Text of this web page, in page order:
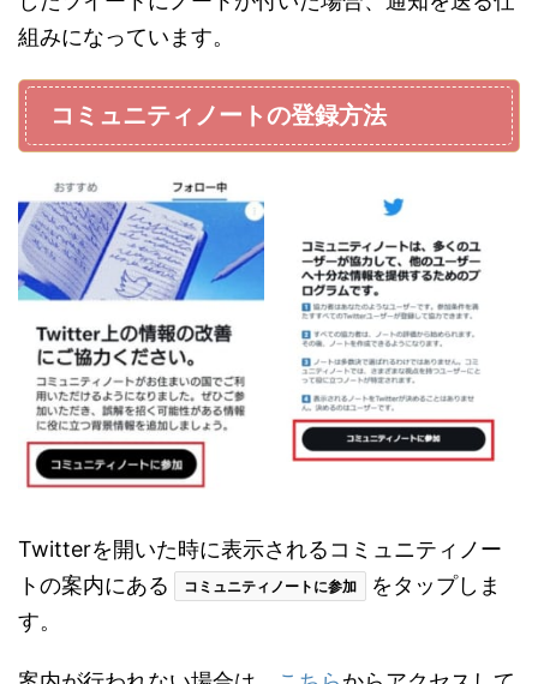
組みになっています。
コミュニティノートの登録方法
Twitterを開いた時に表示されるコミュニティノー
トの案内にある
コミュニティノートに参加
をタップしま
す。